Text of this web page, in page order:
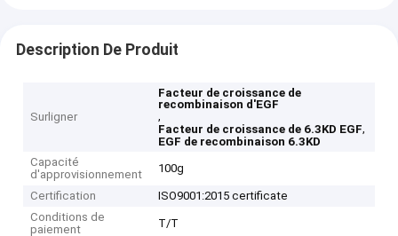
Description De Produit
Surligner
Facteur de croissance de
recombinaison d'EGF
,
Facteur de croissance de 6.3KD EGF,
EGF de recombinaison 6.3KD
Capacité
d'approvisionnement
100g
Certification
ISO9001:2015 certificate
Conditions de
paiement
T/T